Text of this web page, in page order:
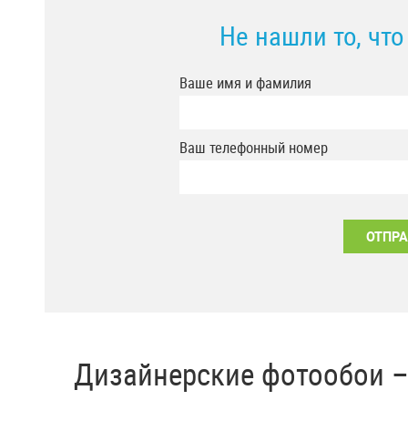
Не нашли то,
Ваше имя и фамилия
Ваш телефонный номер
Дизайнерские фотообои